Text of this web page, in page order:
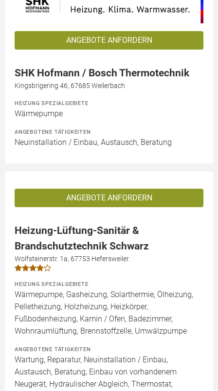
ANGEBOTE ANFORDERN
SHK Hofmann / Bosch Thermotechnik
Kingsbrigering 46, 67685 Weilerbach
HEIZUNG SPEZIALGEBIETE
Wärmepumpe
ANGEBOTENE TÄTIGKEITEN
Neuinstallation / Einbau, Austausch, Beratung
ANGEBOTE ANFORDERN
Heizung-Lüftung-Sanitär &
Brandschutztechnik Schwarz
Wolfsteinerstr. 1a, 67753 Hefersweiler
HEIZUNG SPEZIALGEBIETE
Wärmepumpe, Gasheizung, Solarthermie, Ölheizung,
Pelletheizung, Holzheizung, Heizkörper,
Fußbodenheizung, Kamin / Ofen, Badezimmer,
Wohnraumlüftung, Brennstoffzelle, Umwälzpumpe
ANGEBOTENE TÄTIGKEITEN
Wartung, Reparatur, Neuinstallation / Einbau,
Austausch, Beratung, Einbau von vorhandenem
Neugerät, Hydraulischer Abgleich, Thermostat,